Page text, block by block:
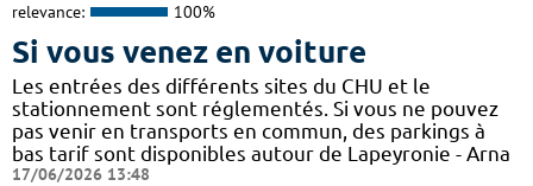
relevance: 100%
Si vous venez en voiture
Les entrées des différents sites du CHU et le
stationnement sont réglementés. Si vous ne pouvez
pas venir en transports en commun, des parkings à
bas tarif sont disponibles autour de Lapeyronie - Arna
17/06/2026 13:48